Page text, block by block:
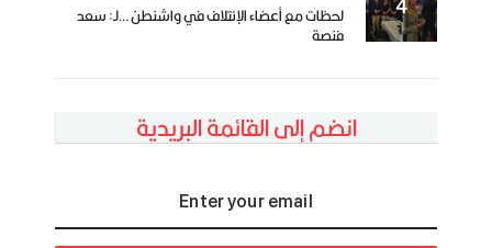
لحظات مع أعضاء الإئتلاف في واشنطن …لـ: سعد
فنصة
انضم إلى القائمة البريدية